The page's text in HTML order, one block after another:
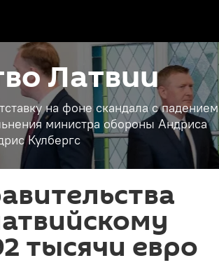
Латвии
на фоне скандала с падением
министра обороны Андриса
Кулбергс
тысячи евро